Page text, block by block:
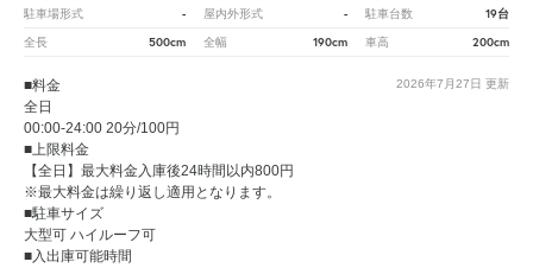
駐車場形式 - 屋内外形式 - 駐車台数 19台
全長 500cm 全幅 190cm 車高 200cm
2026年7月27日 更新
■料金
全日
00:00-24:00 20分/100円
■上限料金
【全日】最大料金入庫後24時間以内800円
※最大料金は繰り返し適用となります。
■駐車サイズ
大型可 ハイルーフ可
■入出庫可能時間